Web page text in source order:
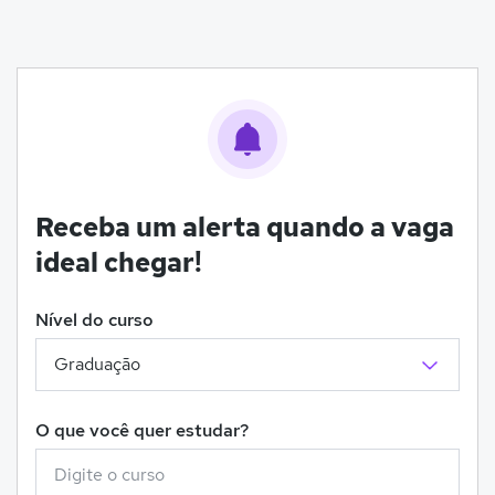
Receba um alerta quando a vaga
ideal chegar!
Nível do curso
O que você quer estudar?